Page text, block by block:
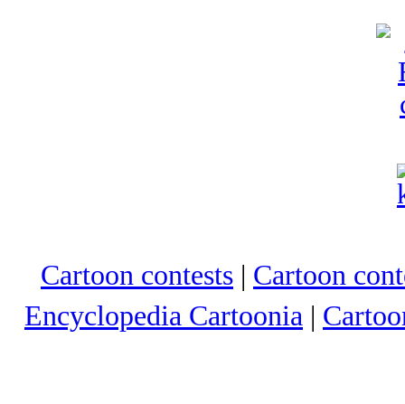
Cartoon contests | Cartoon
Encyclopedia Cartoonia |